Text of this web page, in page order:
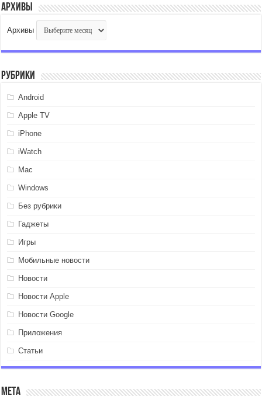
Архивы
Архивы
Рубрики
Android
Apple TV
iPhone
iWatch
Mac
Windows
Без рубрики
Гаджеты
Игры
Мобильные новости
Новости
Новости Apple
Новости Google
Приложения
Статьи
Мета